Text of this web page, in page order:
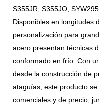
S355JR, S355JO,
Disponibles en longitudes
personalización para
acero presentan técnicas
conformado en frío. Con
desde la construcción de
ataguías, este producto
comerciales y de precio,